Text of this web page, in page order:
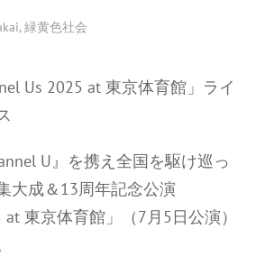
,緑黄色社会
Us 2025 at 東京体育館」ライ
U』を携え全国を駆け巡っ
大成＆13周年記念公演
at 東京体育館」（7月5日公演）